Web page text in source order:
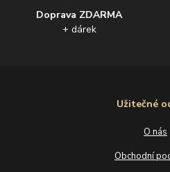
Doprava ZDARMA
+ dárek
Užitečné
O nás
Obchodní